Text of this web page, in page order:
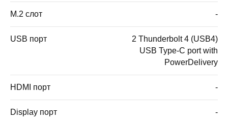
M.2 слот -
USB порт
2 Thunderbolt 4 (USB4)
USB Type-C port with
PowerDelivery
HDMI порт -
Display порт -